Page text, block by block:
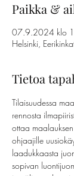
Paikka &
07.9.2024 klo
Helsinki,
Tietoa
Tilaisuudessa
rennosta
ottaa
ohjaajille
laadukkaasta
sopivan